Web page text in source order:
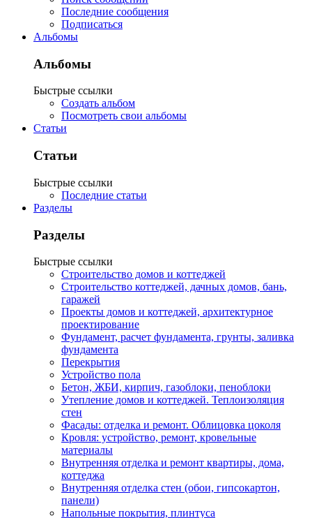
Последние сообщения
Подписаться
Альбомы
Альбомы
Быстрые ссылки
Создать альбом
Посмотреть свои альбомы
Статьи
Статьи
Быстрые ссылки
Последние статьи
Разделы
Разделы
Быстрые ссылки
Строительство домов и коттеджей
Строительство коттеджей, дачных домов, бань,
гаражей
Проекты домов и коттеджей, архитектурное
проектирование
Фундамент, расчет фундамента, грунты, заливка
фундамента
Перекрытия
Устройство пола
Бетон, ЖБИ, кирпич, газоблоки, пеноблоки
Утепление домов и коттеджей. Теплоизоляция
стен
Фасады: отделка и ремонт. Облицовка цоколя
Кровля: устройство, ремонт, кровельные
материалы
Внутренняя отделка и ремонт квартиры, дома,
коттеджа
Внутренняя отделка стен (обои, гипсокартон,
панели)
Напольные покрытия, плинтуса